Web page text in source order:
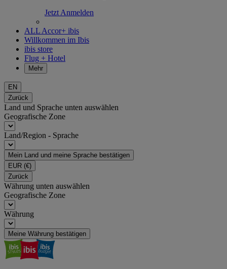
Jetzt Anmelden
ALL Accor+ ibis
Willkommen im Ibis
ibis store
Flug + Hotel
Mehr
EN
Zurück
Land und Sprache unten auswählen
Geografische Zone
Land/Region - Sprache
Mein Land und meine Sprache bestätigen
EUR (€)
Zurück
Währung unten auswählen
Geografische Zone
Währung
Meine Währung bestätigen